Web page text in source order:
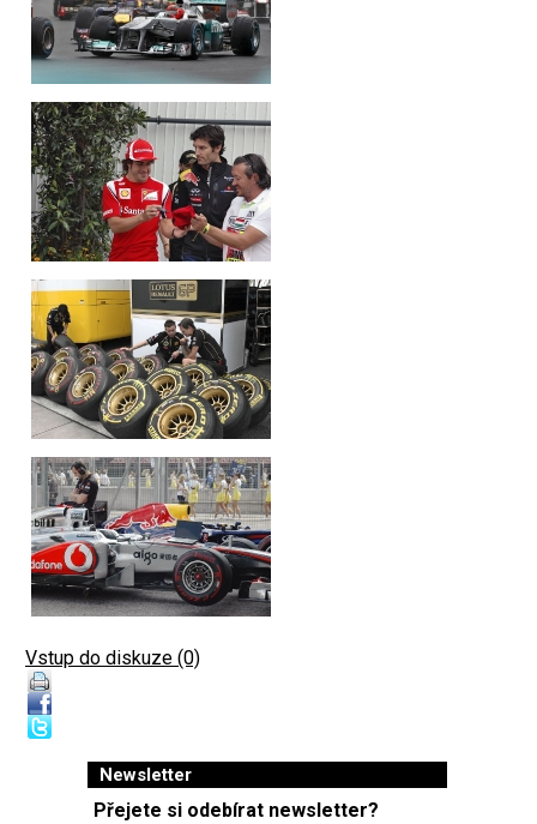
Vstup do diskuze (0)
Newsletter
Přejete si odebírat newsletter?